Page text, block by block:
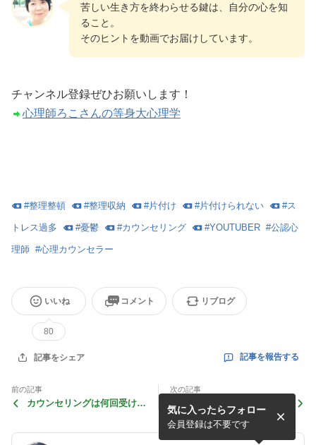
苦しい生き方を終わらせる鍵は、自分の心を知
ること。
そのヒントを動画でお届けしています。
チャンネル登録ぜひお願いします！
心理師ろこさんの等身大心理学
#整理整頓 #整理収納 #片付け #片付けられない #ス
トレス過多 #憂鬱 #カウンセリング #YOUTUBER #公認心
理師 #心理カウンセラー
いいね
80
コメント リブログ
記事をシェア 記事を報告する
前の記事
カウンセリングは何回受けた
次の記事
当たり障りのない会話が苦
手…表面的な会話に疲れてし
まうあなたへ
気に入ったらフォロー
会員登録は不要です